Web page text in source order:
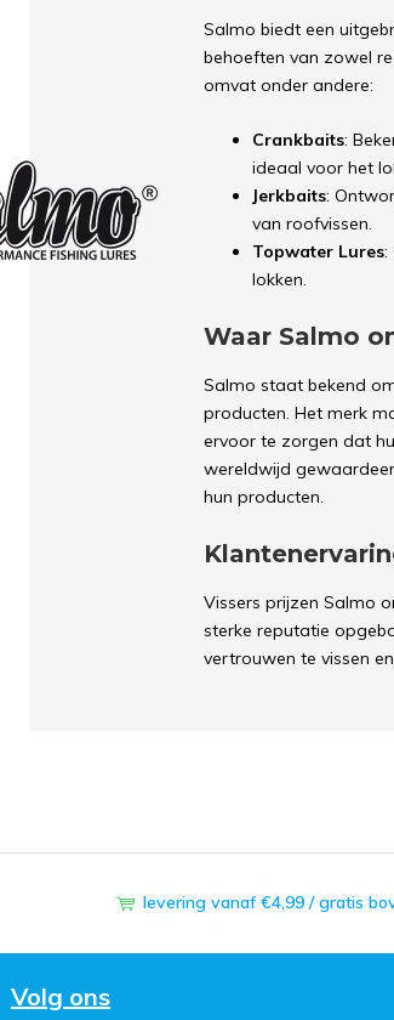
Salmo biedt een
behoeften van zowel
omvat onder andere:
Crankbaits:
ideaal voor het
Jerkbaits:
van roofvissen.
Topwater Lures:
lokken.
Waar Salmo
Salmo staat bekend
producten. Het merk
ervoor te zorgen dat
wereldwijd
hun producten.
Vissers prijzen Salmo
sterke reputatie
vertrouwen te vissen
levering vanaf €4,99 / gratis
Volg ons